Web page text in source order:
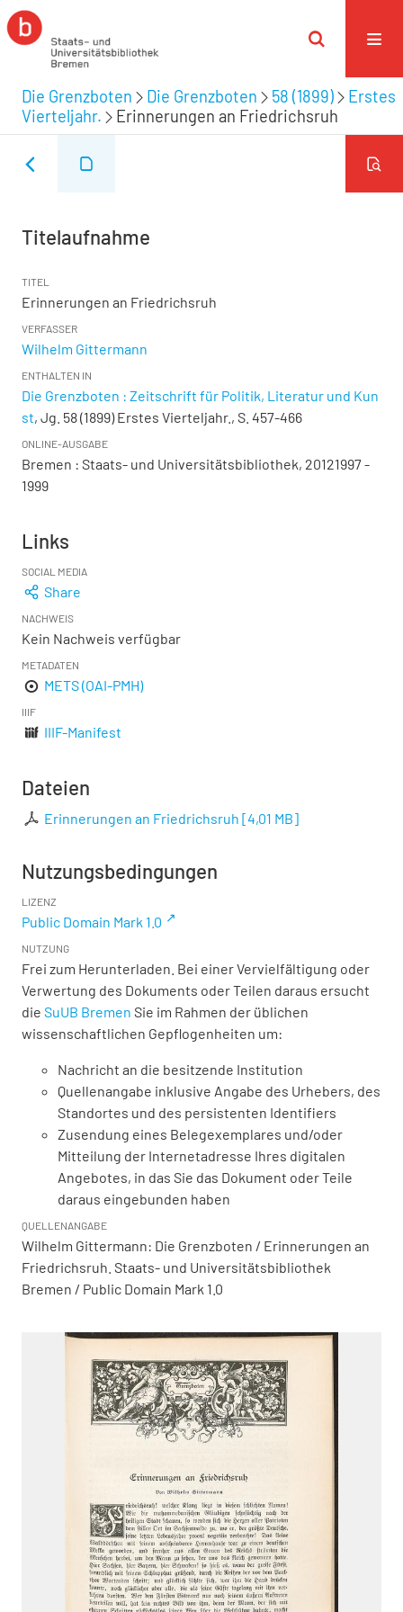
Die Grenzboten Die Grenzboten 58 (1899)
Erstes
Vierteljahr.
Erinnerungen an Friedrichsruh
Titelaufnahme
TITEL
Erinnerungen an Friedrichsruh
VERFASSER
Wilhelm Gittermann
ENTHALTEN IN
Die Grenzboten : Zeitschrift für Politik, Literatur und Kun
st, Jg. 58 (1899) Erstes Vierteljahr., S. 457-466
ONLINE-AUSGABE
Bremen : Staats- und Universitätsbibliothek, 20121997 -
1999
Links
SOCIAL MEDIA
Share
NACHWEIS
Kein Nachweis verfügbar
METADATEN
METS (OAI-PMH)
IIIF
IIIF-Manifest
Dateien
Erinnerungen an Friedrichsruh [4,01 MB]
Nutzungsbedingungen
LIZENZ
Public Domain Mark 1.0
NUTZUNG
Frei zum Herunterladen. Bei einer Vervielfältigung oder
Verwertung des Dokuments oder Teilen daraus ersucht
die SuUB Bremen Sie im Rahmen der üblichen
wissenschaftlichen Gepflogenheiten um:
Nachricht an die besitzende Institution
Quellenangabe inklusive Angabe des Urhebers, des
Standortes und des persistenten Identifiers
Zusendung eines Belegexemplares und/oder
Mitteilung der Internetadresse Ihres digitalen
Angebotes, in das Sie das Dokument oder Teile
daraus eingebunden haben
QUELLENANGABE
Wilhelm Gittermann: Die Grenzboten / Erinnerungen an
Friedrichsruh. Staats- und Universitätsbibliothek
Bremen / Public Domain Mark 1.0